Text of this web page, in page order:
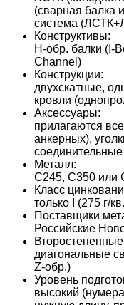
(сварная балка
система
Конструктивы:
H-обр. балки (I-
Channel)
Конструкции:
двухскатные,
кровли
Аксессуары:
прилагаются
анкерных),
Металл:
С245, С350 или
Класс
только I (275 г/
Поставщики
Российские
диагональные
Z-обр.)
Уровень
высокий